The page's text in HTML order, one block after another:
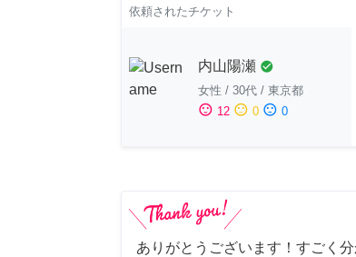
依頼されたチケット
内山陽瀬 check_circle
女性 / 30代 / 東京都
sentiment_satisfied 12 sentiment_neutral 0 sentiment_dissatisfied 0
ありがとうございます！すごく